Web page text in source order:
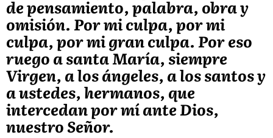
de pensamiento, palabra, obra y
omisión. Por mi culpa, por mi
culpa, por mi gran culpa. Por eso
ruego a santa María, siempre
Virgen, a los ángeles, a los santos y
a ustedes, hermanos, que
intercedan por mí ante Dios,
nuestro Señor.